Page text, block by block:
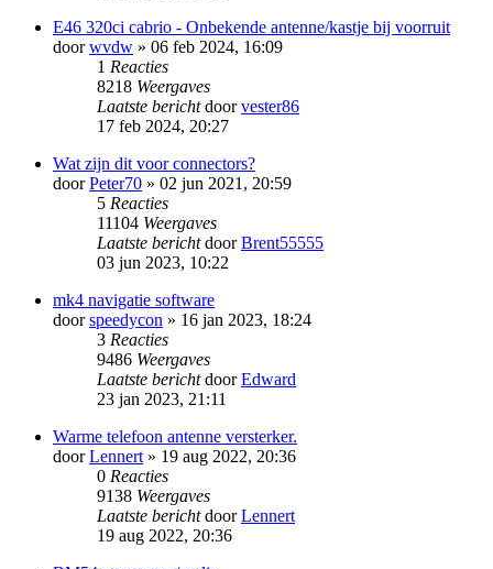
E46 320ci cabrio - Onbekende antenne/kastje bij voorruit
doorwvdw » 06 feb 2024, 16:09
1 Reacties
8218 Weergaves
Laatste berichtdoorvester86
17 feb 2024, 20:27
Wat zijn dit voor connectors?
doorPeter70 » 02 jun 2021, 20:59
5 Reacties
11104 Weergaves
Laatste berichtdoorBrent55555
03 jun 2023, 10:22
mk4 navigatie software
doorspeedycon » 16 jan 2023, 18:24
3 Reacties
9486 Weergaves
Laatste berichtdoorEdward
23 jan 2023, 21:11
Warme telefoon antenne versterker.
doorLennert » 19 aug 2022, 20:36
0 Reacties
9138 Weergaves
Laatste berichtdoorLennert
19 aug 2022, 20:36